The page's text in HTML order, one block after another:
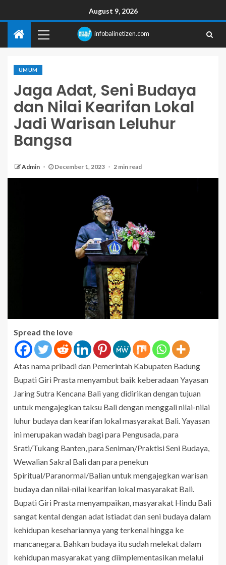
August 9, 2026
infobalinetizen.com
UMUM
Jaga Adat, Seni Budaya
dan Nilai Kearifan Lokal
Jadi Warisan Leluhur
Bangsa
Admin December 1, 2023 2 min read
Spread the love
Atas nama pribadi dan Pemerintah Kabupaten Badung
Bupati Giri Prasta menyambut baik keberadaan Yayasan
Jaring Sutra Kencana Bali yang didirikan dengan tujuan
untuk mengajegkan taksu Bali dengan menggali nilai-nilai
luhur budaya dan kearifan lokal masyarakat Bali. Yayasan
ini merupakan wadah bagi para Pengusada, para
Srati/Tukang Banten, para Seniman/Praktisi Seni Budaya,
Wewalian Sakral Bali dan para penekun
Spiritual/Paranormal/Balian untuk mengajegkan warisan
budaya dan nilai-nilai kearifan lokal masyarakat Bali.
Bupati Giri Prasta menyampaikan, masyarakat Hindu Bali
sangat kental dengan adat istiadat dan seni budaya dalam
kehidupan kesehariannya yang terkenal hingga ke
mancanegara. Bahkan budaya itu sudah melekat dalam
kehidupan masyarakat yang diimplementasikan melalui